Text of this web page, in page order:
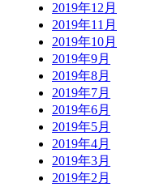
2019年12月
2019年11月
2019年10月
2019年9月
2019年8月
2019年7月
2019年6月
2019年5月
2019年4月
2019年3月
2019年2月